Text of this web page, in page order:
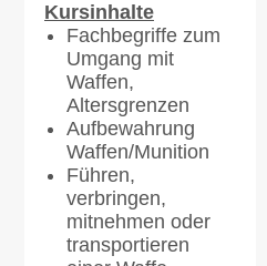
Kursinhalte
Fachbegriffe zum
Umgang mit
Waffen,
Altersgrenzen
Aufbewahrung
Waffen/Munition
Führen,
verbringen,
mitnehmen oder
transportieren